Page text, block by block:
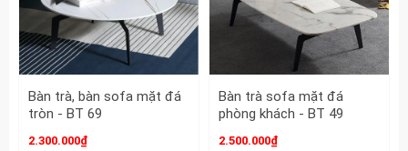
Bàn trà, bàn sofa mặt đá
tròn - BT 69
2.300.000₫
Bàn trà sofa mặt đá
phòng khách - BT 49
2.500.000₫